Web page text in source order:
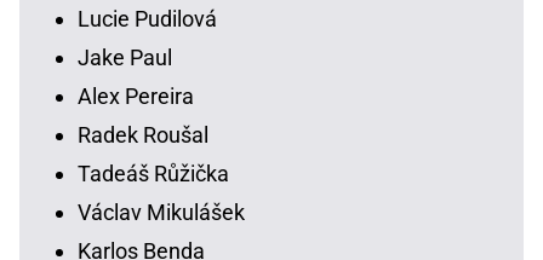
Lucie Pudilová
Jake Paul
Alex Pereira
Radek Roušal
Tadeáš Růžička
Václav Mikulášek
Karlos Benda